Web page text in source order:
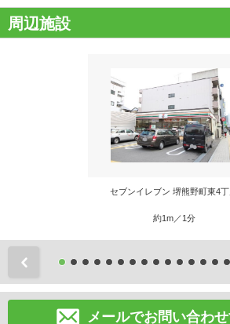
周辺施設
セブンイレブン 堺熊野町東4
約1m／1分
メールでお問い合わ